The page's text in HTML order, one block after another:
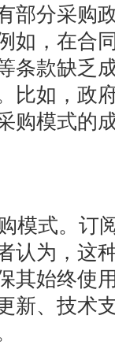
部分采购
如，在合
条款缺乏
比如，政
购模式的
模式。订
认为，这
其始终使
新、技术